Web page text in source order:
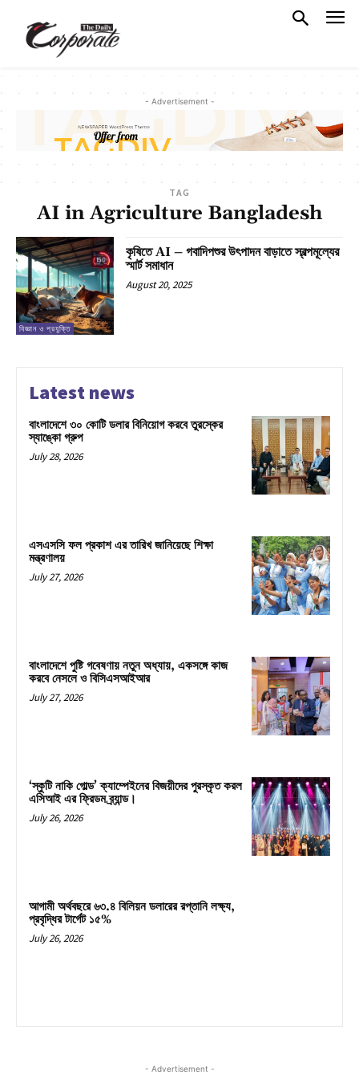
- Advertisement -
TAG
AI in Agriculture Bangladesh
বিজ্ঞান ও প্রযুক্তি
কৃষিতে AI – গবাদিপশুর উৎপাদন বাড়াতে স্বল্পমূল্যের
স্মার্ট সমাধান
August 20, 2025
Latest news
বাংলাদেশে ৩০ কোটি ডলার বিনিয়োগ করবে তুরস্কের
স্যাঙ্কো গ্রুপ
July 28, 2026
এসএসসি ফল প্রকাশ এর তারিখ জানিয়েছে শিক্ষা
মন্ত্রণালয়
July 27, 2026
বাংলাদেশে পুষ্টি গবেষণায় নতুন অধ্যায়, একসঙ্গে কাজ
করবে নেসলে ও বিসিএসআইআর
July 27, 2026
‘স্কুটি নাকি গোল্ড’ ক্যাম্পেইনের বিজয়ীদের পুরস্কৃত করল
এসিআই এর ফ্রিডম ব্র্যান্ড।
July 26, 2026
আগামী অর্থবছরে ৬৩.৪ বিলিয়ন ডলারের রপ্তানি লক্ষ্য,
প্রবৃদ্ধির টার্গেট ১৫%
July 26, 2026
- Advertisement -